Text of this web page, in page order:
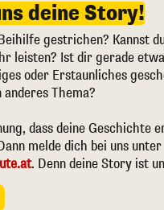
deine Story!
gestrichen? Kannst
leisten? Ist dir gerade
oder Erstaunliches
Thema?
dass deine Geschichte
melde dich bei uns unter
. Denn deine Story ist